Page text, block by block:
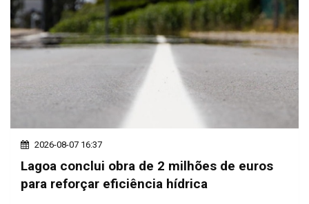
2026-08-07 16:37
Lagoa conclui obra de 2 milhões de euros
para reforçar eficiência hídrica